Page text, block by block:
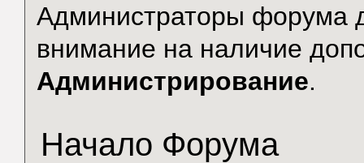
Администраторы форума
внимание на наличие
Администрирование.
Начало Форума